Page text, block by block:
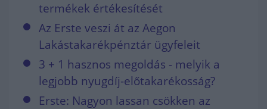
termékek értékesítését
Az Erste veszi át az Aegon
Lakástakarékpénztár ügyfeleit
3 + 1 hasznos megoldás - melyik a
legjobb nyugdíj-előtakarékosság?
Erste: Nagyon lassan csökken az